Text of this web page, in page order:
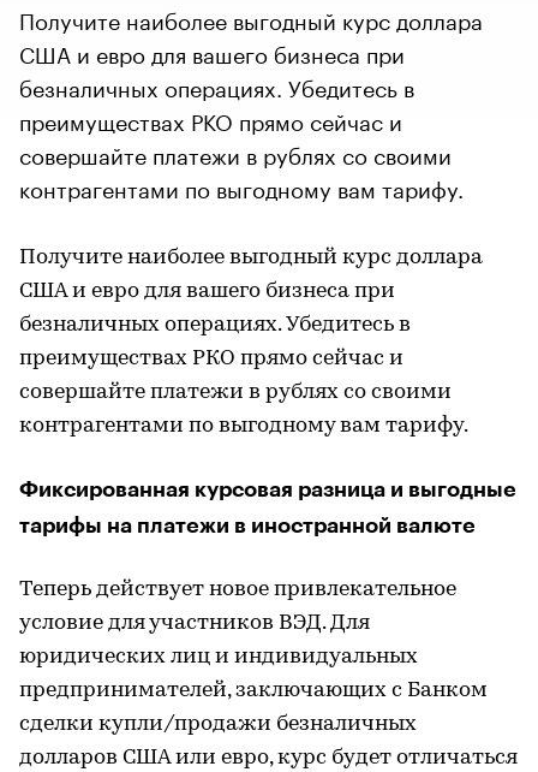
Получите наиболее выгодный курс доллара
США и евро для вашего бизнеса при
безналичных операциях. Убедитесь в
преимуществах РКО прямо сейчас и
совершайте платежи в рублях со своими
контрагентами по выгодному вам тарифу.
Получите наиболее выгодный курс доллара
США и евро для вашего бизнеса при
безналичных операциях. Убедитесь в
преимуществах РКО прямо сейчас и
совершайте платежи в рублях со своими
контрагентами по выгодному вам тарифу.
Фиксированная курсовая разница и выгодные
тарифы на платежи в иностранной валюте
Теперь действует новое привлекательное
условие для участников ВЭД. Для
юридических лиц и индивидуальных
предпринимателей, заключающих с Банком
сделки купли/продажи безналичных
долларов США или евро, курс будет отличаться